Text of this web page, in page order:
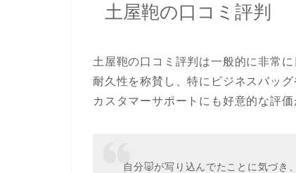
土屋鞄の口コミ評判
土屋鞄の口コミ評判は一般的に非常
耐久性を称賛し、特にビジネスバッ
カスタマーサポートにも好意的な評価
自分🐷が写り込んでたことに気づき